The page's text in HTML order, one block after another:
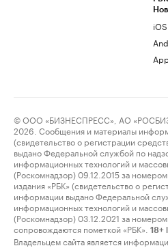
iOS
© ООО «БИЗНЕСПРЕСС», АО
2026. Сообщения и материалы
(свидетельство о регистрации
выдано Федеральной службой по
информационных технологий и
(Роскомнадзор) 09.12.2015 за
издания «РБК» (свидетельство о
информации выдано Федеральной
информационных технологий и
(Роскомнадзор) 03.12.2021 за
сопровождаются пометкой «РБК».
18+
Владельцем сайта является